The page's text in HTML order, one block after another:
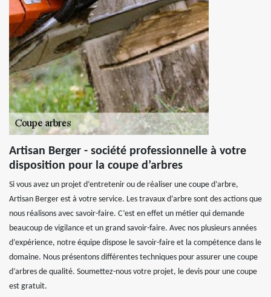
Artisan Berger - société professionnelle à votre
disposition pour la coupe d’arbres
Si vous avez un projet d’entretenir ou de réaliser une coupe d’arbre,
Artisan Berger est à votre service. Les travaux d’arbre sont des actions que
nous réalisons avec savoir-faire. C’est en effet un métier qui demande
beaucoup de vigilance et un grand savoir-faire. Avec nos plusieurs années
d’expérience, notre équipe dispose le savoir-faire et la compétence dans le
domaine. Nous présentons différentes techniques pour assurer une coupe
d’arbres de qualité. Soumettez-nous votre projet, le devis pour une coupe
est gratuit.